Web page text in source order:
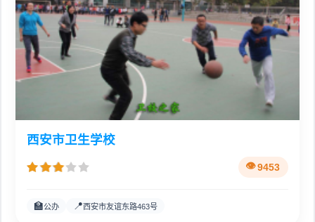
西安市卫生学校
9453
🏫公办 📍西安市友谊东路463号